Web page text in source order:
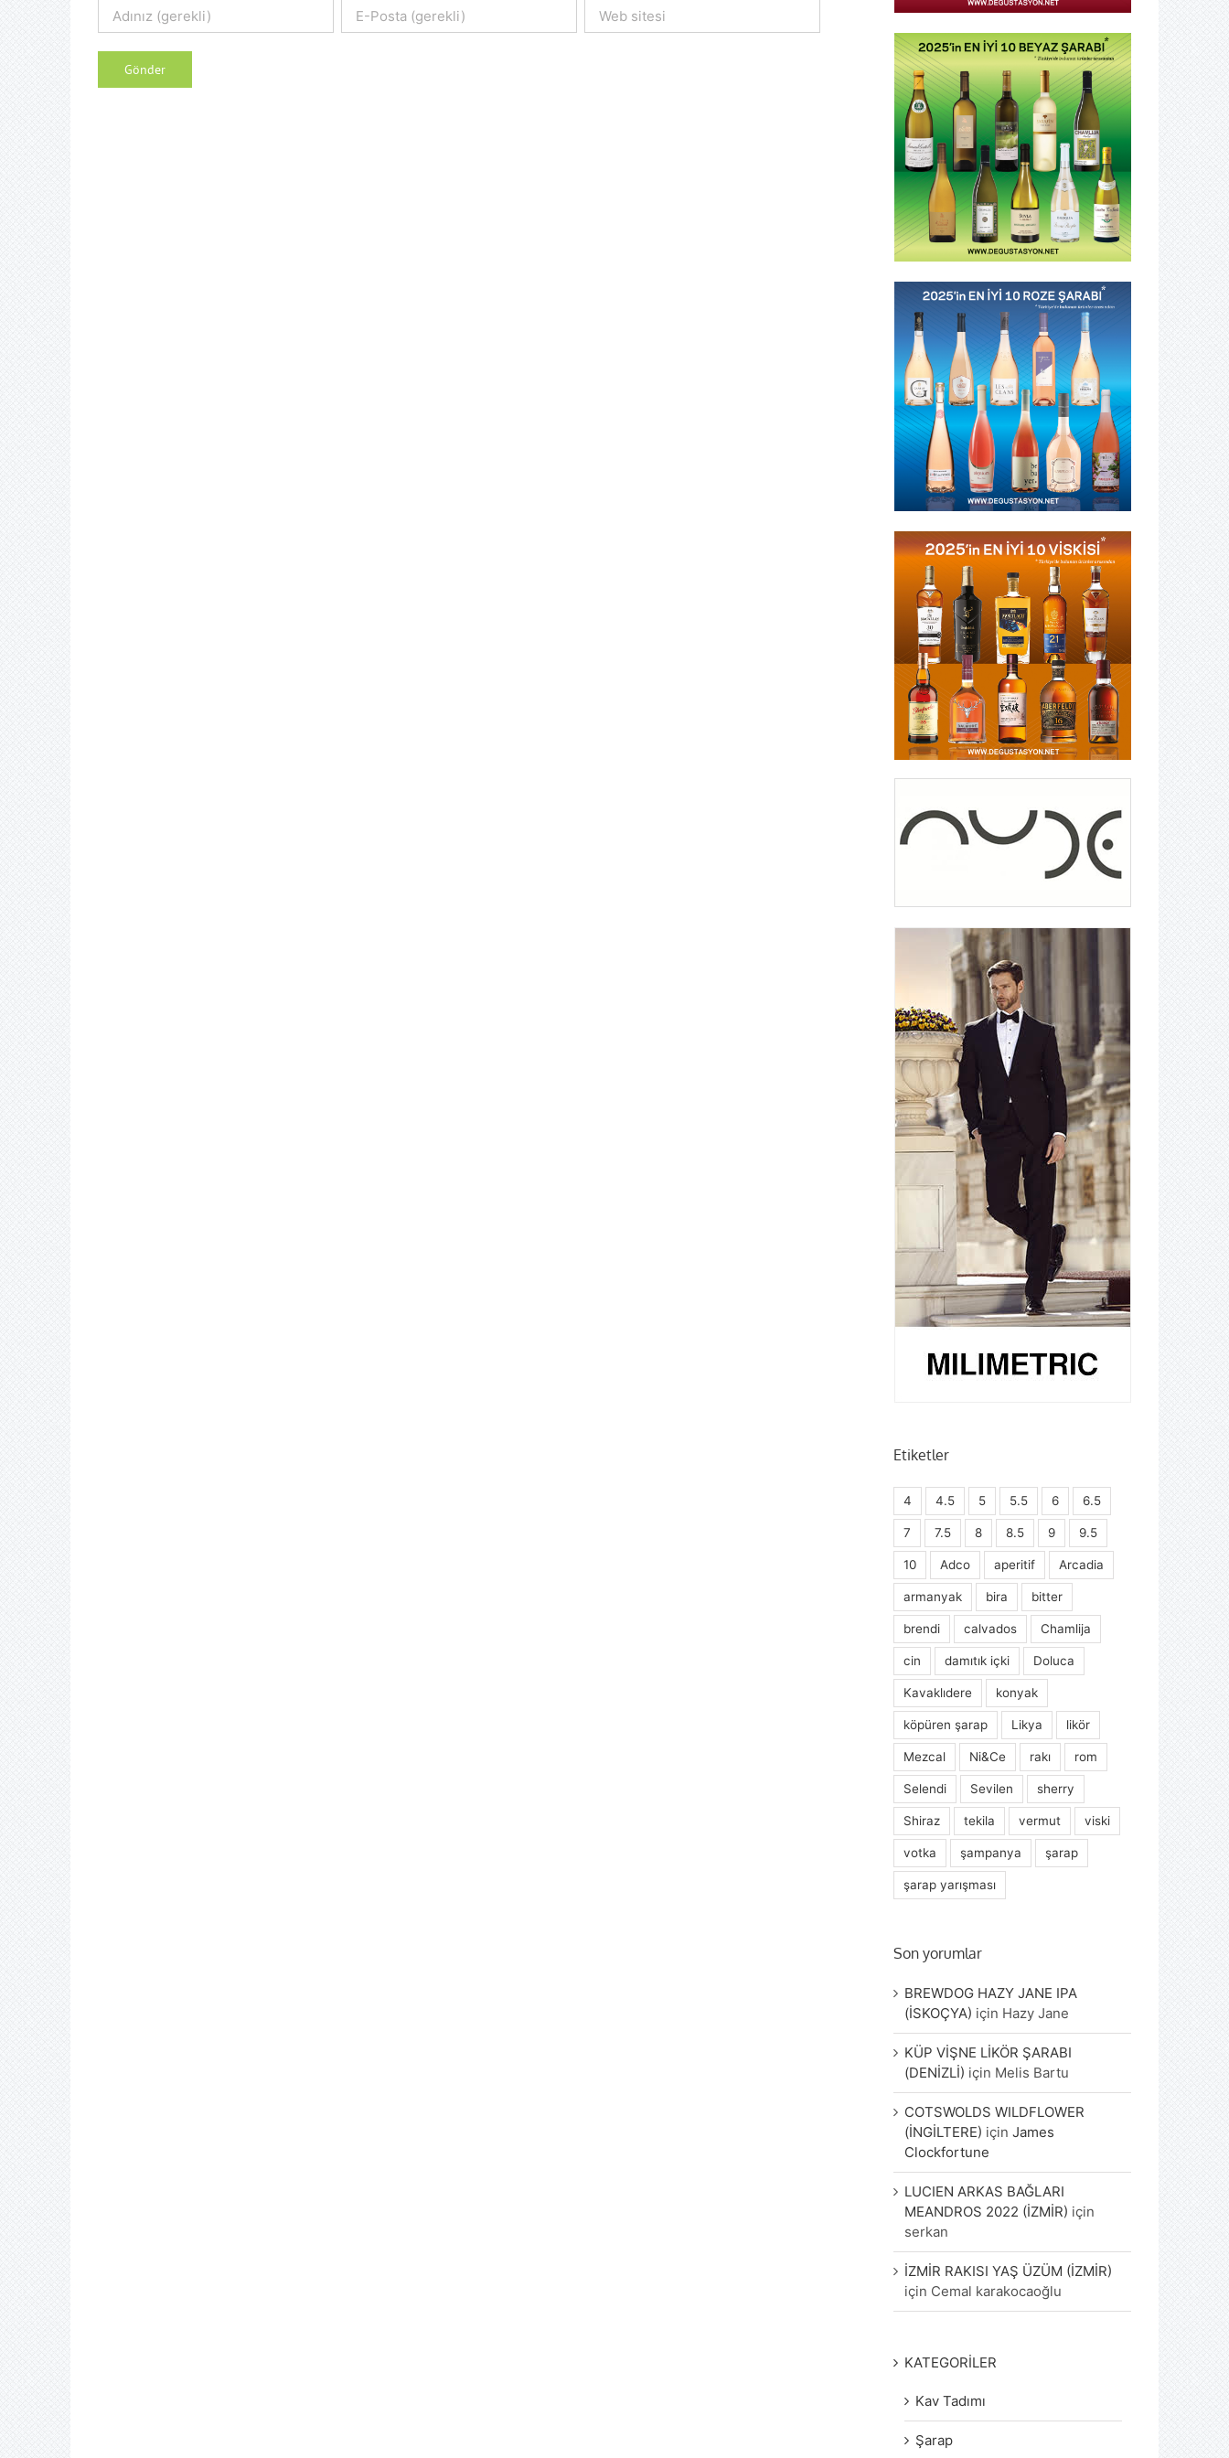
Etiketler
4 4.5 5 5.5 6 6.5
7 7.5 8 8.5 9 9.5
10 Adco aperitif Arcadia
armanyak bira bitter
brendi calvados Chamlija
cin damıtık içki Doluca
Kavaklıdere konyak
köpüren şarap Likya likör
Mezcal Ni&Ce rakı rom
Selendi Sevilen sherry
Shiraz tekila vermut viski
votka şampanya şarap
şarap yarışması
Son yorumlar
BREWDOG HAZY JANE IPA
(İSKOÇYA) için Hazy Jane
KÜP VİŞNE LİKÖR ŞARABI
(DENİZLİ) için Melis Bartu
COTSWOLDS WILDFLOWER
(İNGİLTERE) içinJames
Clockfortune
LUCIEN ARKAS BAĞLARI
MEANDROS 2022 (İZMİR) için
serkan
İZMİR RAKISI YAŞ ÜZÜM (İZMİR)
için Cemal karakocaoğlu
KATEGORİLER
Kav Tadımı
Şarap